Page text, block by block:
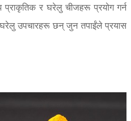
र घरेलु चीजहरू प्रयोग गर्न
उपचारहरू छन् जुन तपाईंले प्रयास